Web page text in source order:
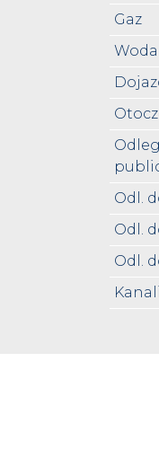
Gaz
Woda
Odl.
Odl.
Odl.